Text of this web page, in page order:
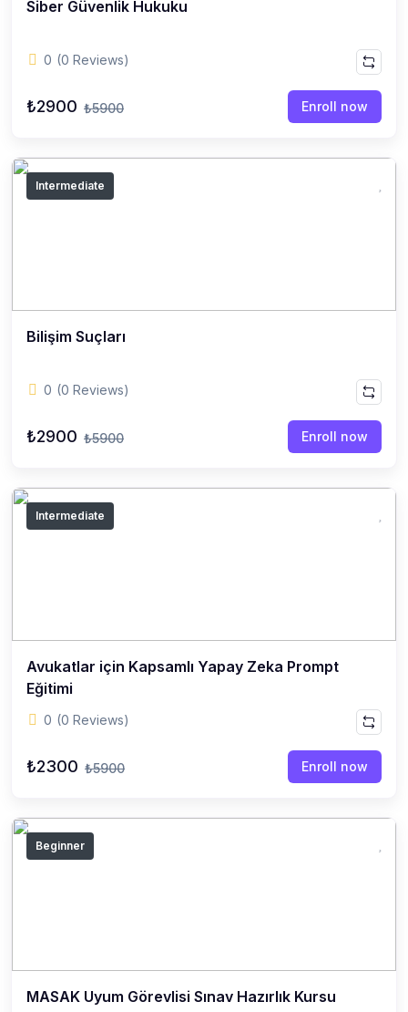
Siber Güvenlik Hukuku
0 (0 Reviews)
₺2900 ₺5900 Enroll now
Intermediate
Bilişim Suçları
0 (0 Reviews)
₺2900 ₺5900 Enroll now
Intermediate
Avukatlar için Kapsamlı Yapay Zeka Prompt
Eğitimi
0 (0 Reviews)
₺2300 ₺5900 Enroll now
Beginner
MASAK Uyum Görevlisi Sınav Hazırlık Kursu